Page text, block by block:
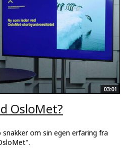
03:01
OsloMet?
om sin egen erfaring fra